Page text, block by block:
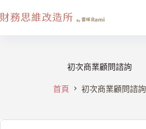
初次商業顧問諮詢
首頁 初次商業顧問諮詢